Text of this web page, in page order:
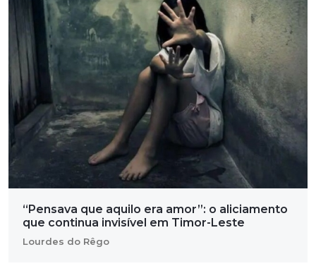
“Pensava que aquilo era amor”: o aliciamento
que continua invisível em Timor-Leste
Lourdes do Rêgo